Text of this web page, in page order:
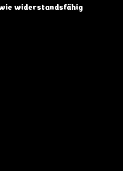
widerstandsfähig